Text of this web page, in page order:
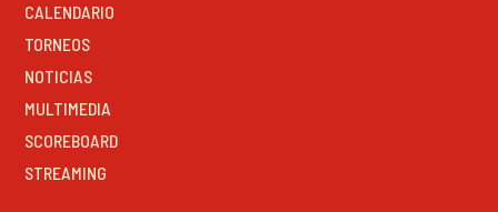
CALENDARIO
TORNEOS
NOTICIAS
MULTIMEDIA
SCOREBOARD
STREAMING